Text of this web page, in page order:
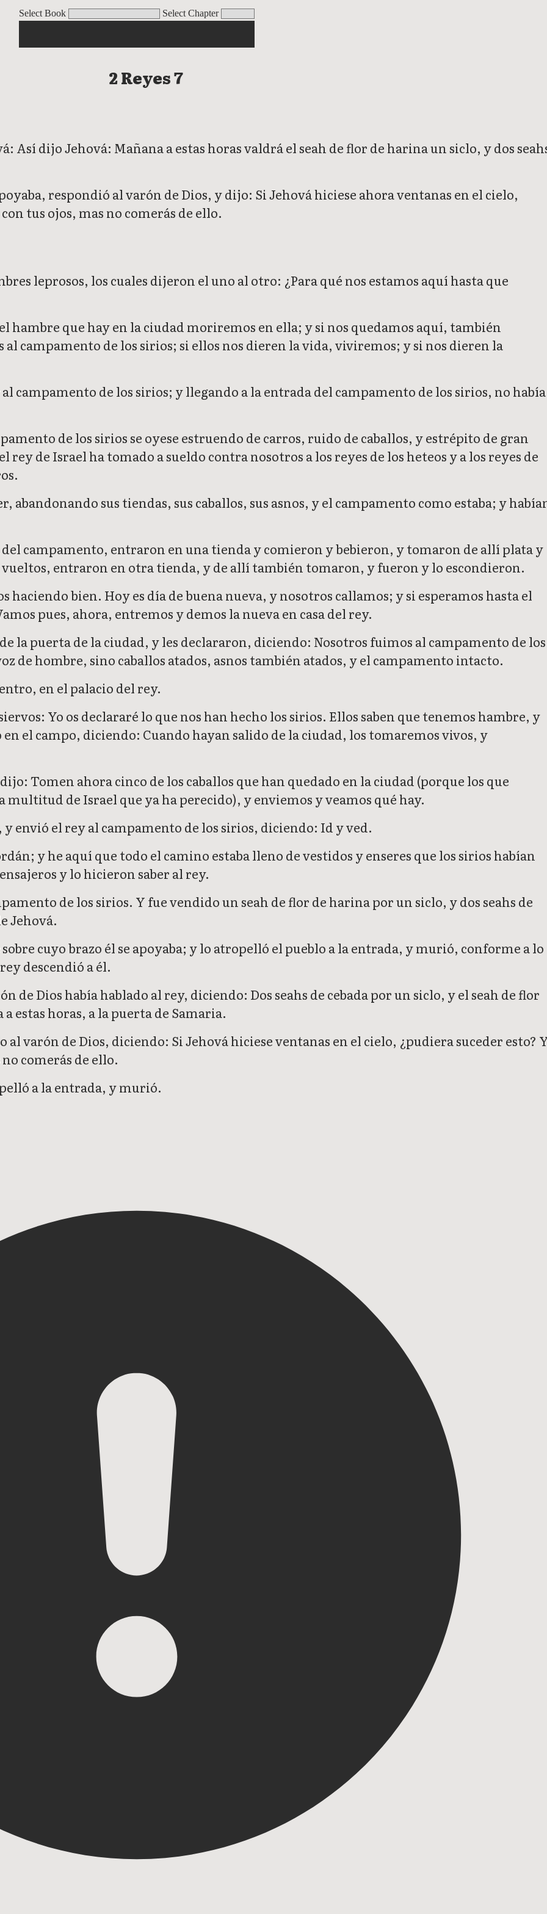
Select Book Select Chapter
2 Reyes 7
Así dijo Jehová: Mañana a estas horas valdrá el seah de flor de harina un siclo, y dos
respondió al varón de Dios, y dijo: Si Jehová hiciese ahora ventanas en el cielo,
tus ojos, mas no comerás de ello.
leprosos, los cuales dijeron el uno al otro: ¿Para qué nos estamos aquí hasta que
hambre que hay en la ciudad moriremos en ella; y si nos quedamos aquí, también
campamento de los sirios; si ellos nos dieren la vida, viviremos; y si nos dieren la
campamento de los sirios; y llegando a la entrada del campamento de los sirios, no había
de los sirios se oyese estruendo de carros, ruido de caballos, y estrépito de gran
de Israel ha tomado a sueldo contra nosotros a los reyes de los heteos y a los reyes de
abandonando sus tiendas, sus caballos, sus asnos, y el campamento como estaba; y
del campamento, entraron en una tienda y comieron y bebieron, y tomaron de allí plata y
entraron en otra tienda, y de allí también tomaron, y fueron y lo escondieron.
haciendo bien. Hoy es día de buena nueva, y nosotros callamos; y si esperamos hasta el
pues, ahora, entremos y demos la nueva en casa del rey.
la puerta de la ciudad, y les declararon, diciendo: Nosotros fuimos al campamento de los
de hombre, sino caballos atados, asnos también atados, y el campamento intacto.
en el palacio del rey.
Yo os declararé lo que nos han hecho los sirios. Ellos saben que tenemos hambre, y
el campo, diciendo: Cuando hayan salido de la ciudad, los tomaremos vivos, y
Tomen ahora cinco de los caballos que han quedado en la ciudad (porque los que
de Israel que ya ha perecido), y enviemos y veamos qué hay.
envió el rey al campamento de los sirios, diciendo: Id y ved.
y he aquí que todo el camino estaba lleno de vestidos y enseres que los sirios habían
y lo hicieron saber al rey.
de los sirios. Y fue vendido un seah de flor de harina por un siclo, y dos seahs de
Jehová.
cuyo brazo él se apoyaba; y lo atropelló el pueblo a la entrada, y murió, conforme a lo
descendió a él.
de Dios había hablado al rey, diciendo: Dos seahs de cebada por un siclo, y el seah de flor
estas horas, a la puerta de Samaria.
varón de Dios, diciendo: Si Jehová hiciese ventanas en el cielo, ¿pudiera suceder esto?
comerás de ello.
a la entrada, y murió.